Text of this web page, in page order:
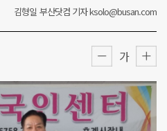
김형일 부산닷컴 기자 ksolo@busan.com
가